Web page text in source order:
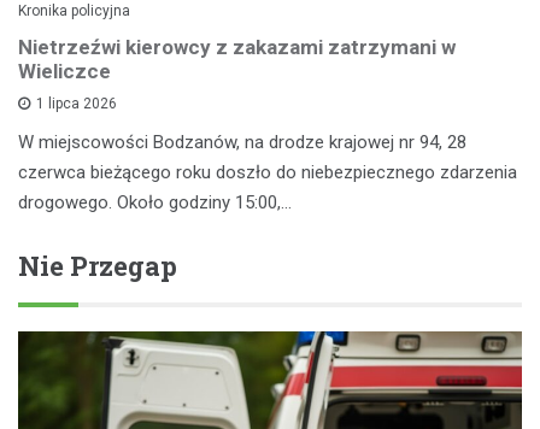
Kronika policyjna
Nietrzeźwi kierowcy z zakazami zatrzymani w
Wieliczce
1 lipca 2026
W miejscowości Bodzanów, na drodze krajowej nr 94, 28
czerwca bieżącego roku doszło do niebezpiecznego zdarzenia
drogowego. Około godziny 15:00,…
Nie Przegap